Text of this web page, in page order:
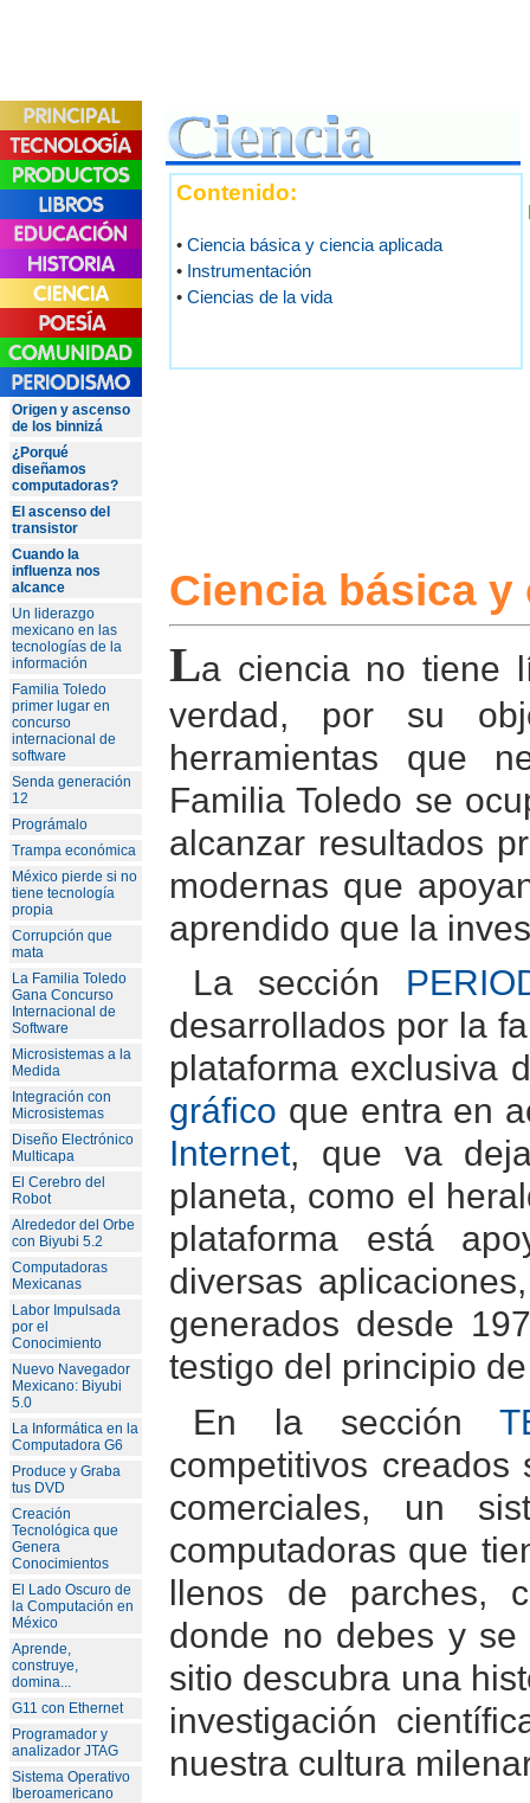
Origen y ascenso
de los binnizá
¿Porqué
diseñamos
computadoras?
El ascenso del
transistor
Cuando la
influenza nos
alcance
Un liderazgo
mexicano en las
tecnologías de la
información
Familia Toledo
primer lugar en
concurso
internacional de
software
Senda generación
12
Prográmalo
Trampa económica
México pierde si no
tiene tecnología
propia
Corrupción que
mata
La Familia Toledo
Gana Concurso
Internacional de
Software
Microsistemas a la
Medida
Integración con
Microsistemas
Diseño Electrónico
Multicapa
El Cerebro del
Robot
Alrededor del Orbe
con Biyubi 5.2
Computadoras
Mexicanas
Labor Impulsada
por el
Conocimiento
Nuevo Navegador
Mexicano: Biyubi
5.0
La Informática en la
Computadora G6
Produce y Graba
tus DVD
Creación
Tecnológica que
Genera
Conocimientos
El Lado Oscuro de
la Computación en
México
Aprende,
construye,
domina...
G11 con Ethernet
Programador y
analizador JTAG
Sistema Operativo
Iberoamericano
Contenido:
• Ciencia básica y ciencia aplicada
• Instrumentación
• Ciencias de la vida
Ciencia básica
La ciencia no tiene
verdad, por su
herramientas que
Familia Toledo se
alcanzar resultados
modernas que
aprendido que la
La sección
desarrollados por la
plataforma exclusiva
gráfico que entra en
Internet, que va
planeta, como el
plataforma está
diversas
generados desde
testigo del principio
En la sección
competitivos
comerciales, un
computadoras que
llenos de parches,
donde no debes y
sitio descubra una
investigación
nuestra cultura